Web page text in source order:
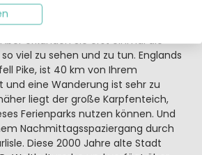
Cumbria und vielleicht sogar auf
Das wird sprudeln und
erkunden Sie erst einmal die
viel zu sehen und zu tun. Englands
Pike, ist 40 km von Ihrem
eine Wanderung ist sehr zu
liegt der große Karpfenteich,
Ferienparks nutzen können. Und
Nachmittagsspaziergang durch
Diese 2000 Jahre alte Stadt